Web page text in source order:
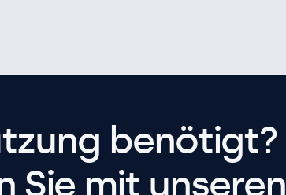
benötigt?
Sie mit unseren